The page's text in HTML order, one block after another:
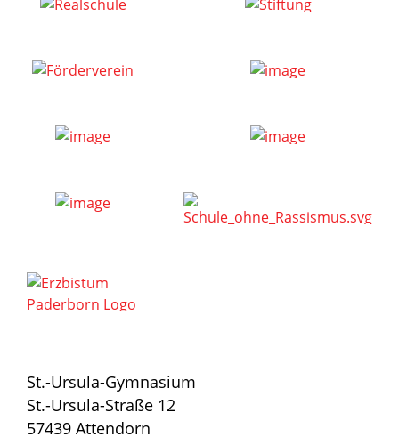
St.-Ursula-Gymnasium
St.-Ursula-Straße 12
57439 Attendorn